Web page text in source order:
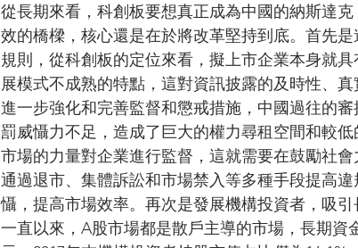
從長期來看，科創板要想真正成為中國的納斯達
效的橋樑，核心還是在於將改革堅持到底。首先
規則，從科創板的定位來看，擬上市企業本身就
展模式不成熟的特點，這對資訊披露的及時性、
進一步強化和完善監督和懲戒措施，中國過往的
罰威懾力不足，造成了巨大的權力尋租空間和較
市場的力量對企業進行監督，這就需要在鼓勵社
通過退市、集體訴訟和市場禁入等多種手段提高
懾，提高市場效率。再次是發展機構投資者，吸
一直以來，A股市場都是散戶主導的市場，長期